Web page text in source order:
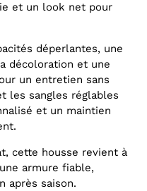
et un look net pour
déperlantes, une
décoloration et une
un entretien sans
les sangles réglables
et un maintien
cette housse revient à
armure fiable,
après saison.